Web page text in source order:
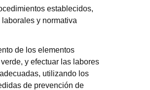
establecidos,
y normativa
de los elementos
y efectuar las labores
utilizando los
de prevención de